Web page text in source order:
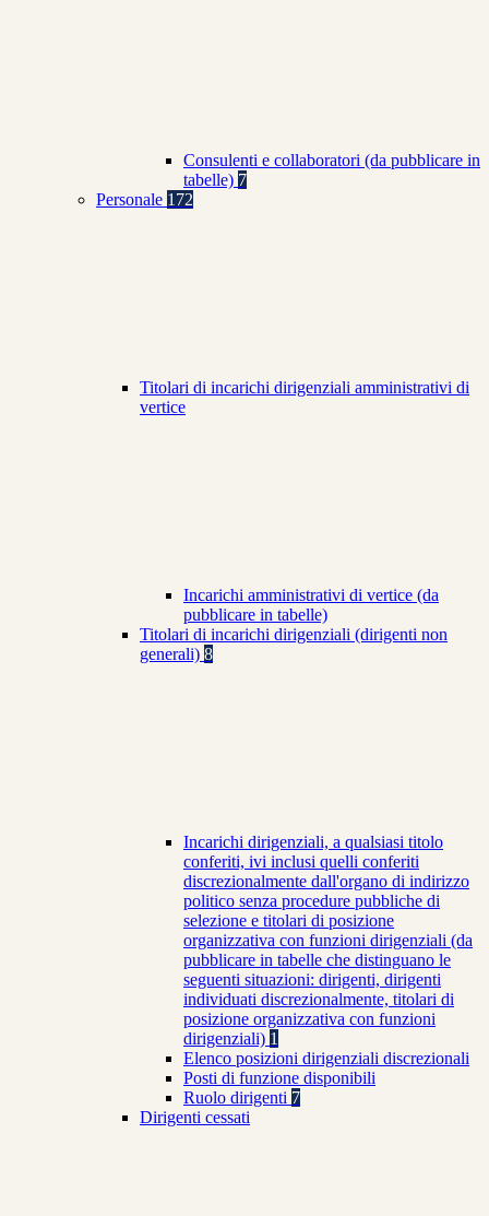
Consulenti e collaboratori (da pubblicare in
tabelle) 7
Personale 172
Titolari di incarichi dirigenziali amministrativi di
vertice
Incarichi amministrativi di vertice (da
pubblicare in tabelle)
Titolari di incarichi dirigenziali (dirigenti non
generali) 8
Incarichi dirigenziali, a qualsiasi titolo
conferiti, ivi inclusi quelli conferiti
discrezionalmente dall'organo di indirizzo
politico senza procedure pubbliche di
selezione e titolari di posizione
organizzativa con funzioni dirigenziali (da
pubblicare in tabelle che distinguano le
seguenti situazioni: dirigenti, dirigenti
individuati discrezionalmente, titolari di
posizione organizzativa con funzioni
dirigenziali) 1
Elenco posizioni dirigenziali discrezionali
Posti di funzione disponibili
Ruolo dirigenti 7
Dirigenti cessati